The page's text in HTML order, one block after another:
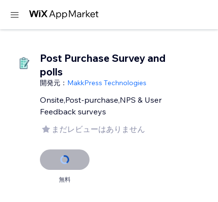
Post Purchase Survey and
polls
開発元： MakkPress Technologies
Onsite,Post-purchase,NPS & User
Feedback surveys
まだレビューはありません
無料